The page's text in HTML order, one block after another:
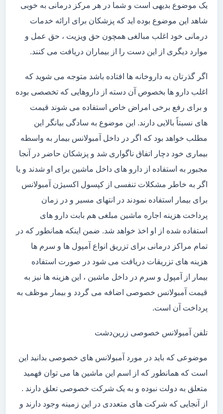
یک موضوع بدیهی است و شما در هر مرکز درمانی به خوبی
شاهد این موضوع بوده اید که پزشکان برای ارائه خدمات
درمانی خود اغلب مبالغی همچون حق ویزیت ، حق عمل و
موارد دیگری از این دست را از بیماران دریافت می کنند.
اگر گذرتان به داروخانه ها افتاده باشد متوجه می شوید که
اغلب دارو ها بخصوص آن دسته از داروهایی که تخصصی بوده
و برای رفع برخی امراض خاص استفاده می شوند قیمت
های نسبتاً بالایی دارند. این موضوع به سادگی بیانگر این
مطلب خواهد بود که اگر در داخل آمبولانس بیمار به واسطه
بیماری خود دچار اتفاق ناگواری شد و پزشکان حاضر در آنجا
مجبور به استفاده از دارو های داخل ماشین برای او شدند و یا
اگر به خاطر مشکلات تنفسی از کپسول اکسیژن آمبولانس
برای بیمار استفاده نمودند در انتهای مسیر و در زمان
پرداخت هزینه اجاره ماشین مبلغی هم بابت دارو های
استفاده شده از او اخذ خواهد شد. ضمن اینکه همانطور که در
تمام مراکز درمانی برای تزریق انواع آمپول ها و سرم ها
هزینه های تزریقات دریافت می شود در صورت استفاده
بیمار از آمپول و سرم در داخل ماشین ، این هزینه ها نیز به
قیمت آمبولانس خصوصی اضافه می گردد و بیمار موظف به
پرداخت آن است.
تلفن آمبولانس خصوصی زرین‌دشت
موضوعی که باید در مورد آمبولانس های خصوصی بدانید این
است که همانطور که از اسم این ماشین ها می توان فهمید
متعلق به دولت نبوده و به یک شرکت خصوصی تعلق دارند .
از آنجایی که شرکت های متعددی در این زمینه وجود دارند و